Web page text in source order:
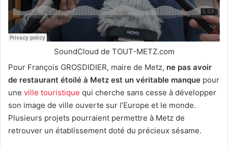
SoundCloud de TOUT-METZ.com
Pour François GROSDIDIER, maire de Metz, ne pas avoir
de restaurant étoilé à Metz est un véritable manque pour
une ville touristique qui cherche sans cesse à développer
son image de ville ouverte sur l’Europe et le monde.
Plusieurs projets pourraient permettre à Metz de
retrouver un établissement doté du précieux sésame.